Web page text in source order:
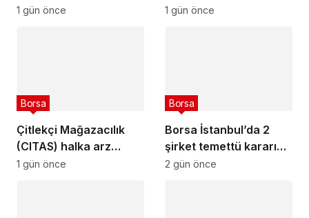
tarihleri açıklandı
1 gün önce
açıkladı – 7 Ağustos
1 gün önce
Çitlekçi Mağazacılık
(CITAS) halka arz
tarihleri açıklandı
Borsa
1 gün önce
Borsa İstanbul’da 2
şirket temettü kararını
açıkladı – 6 Ağustos
Borsa
2 gün önce